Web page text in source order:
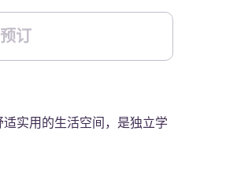
订
实用的生活空间，是独立学